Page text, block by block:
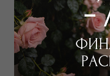
Выбрать размер